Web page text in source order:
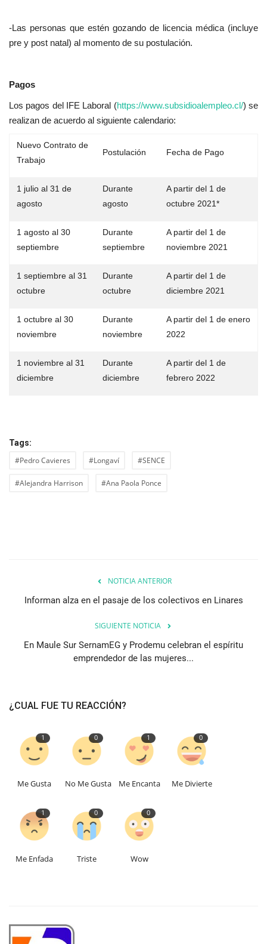
-Las personas que estén gozando de licencia médica (incluye
pre y post natal) al momento de su postulación.
Pagos
Los pagos del IFE Laboral (https://www.subsidioalempleo.cl/) se
realizan de acuerdo al siguiente calendario:
Nuevo Contrato de
Trabajo
Postulación Fecha de Pago
1 julio al 31 de
agosto
Durante
agosto
A partir del 1 de
octubre 2021*
1 agosto al 30
septiembre
Durante
septiembre
A partir del 1 de
noviembre 2021
1 septiembre al 31
octubre
Durante
octubre
A partir del 1 de
diciembre 2021
1 octubre al 30
noviembre
Durante
noviembre
A partir del 1 de enero
2022
1 noviembre al 31
diciembre
Durante
diciembre
A partir del 1 de
febrero 2022
Tags:
#Pedro Cavieres #Longaví #SENCE
#Alejandra Harrison #Ana Paola Ponce
NOTICIA ANTERIOR
Informan alza en el pasaje de los colectivos en Linares
SIGUIENTE NOTICIA
En Maule Sur SernamEG y Prodemu celebran el espíritu
emprendedor de las mujeres...
¿CUAL FUE TU REACCIÓN?
1
Me Gusta
0
No Me Gusta
1
Me Encanta
0
Me Divierte
1
Me Enfada
0
Triste
0
Wow